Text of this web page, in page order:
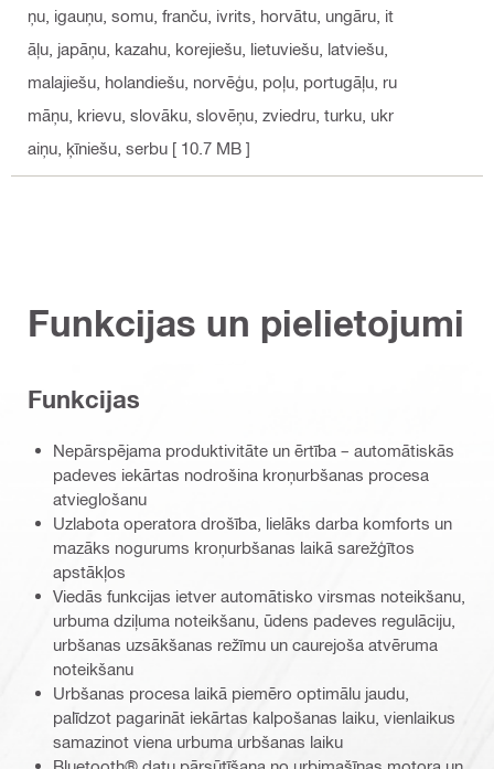
ņu, igauņu, somu, franču, ivrits, horvātu, ungāru, it
āļu, japāņu, kazahu, korejiešu, lietuviešu, latviešu,
malajiešu, holandiešu, norvēģu, poļu, portugāļu, ru
māņu, krievu, slovāku, slovēņu, zviedru, turku, ukr
aiņu, ķīniešu, serbu [ 10.7 MB ]
Funkcijas un pielietojumi
Funkcijas
Nepārspējama produktivitāte un ērtība – automātiskās
padeves iekārtas nodrošina kroņurbšanas procesa
atvieglošanu
Uzlabota operatora drošība, lielāks darba komforts un
mazāks nogurums kroņurbšanas laikā sarežģītos
apstākļos
Viedās funkcijas ietver automātisko virsmas noteikšanu,
urbuma dziļuma noteikšanu, ūdens padeves regulāciju,
urbšanas uzsākšanas režīmu un caurejoša atvēruma
noteikšanu
Urbšanas procesa laikā piemēro optimālu jaudu,
palīdzot pagarināt iekārtas kalpošanas laiku, vienlaikus
samazinot viena urbuma urbšanas laiku